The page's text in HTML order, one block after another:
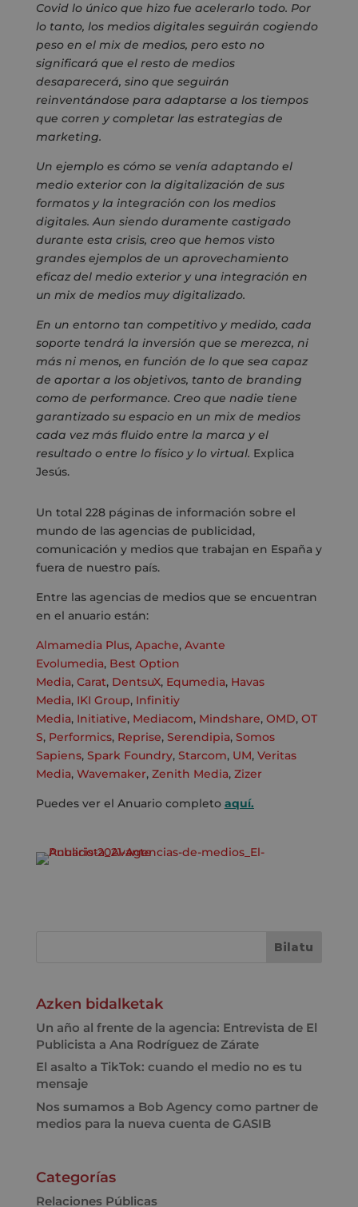
Covid lo único que hizo fue acelerarlo todo. Por
lo tanto, los medios digitales seguirán cogiendo
peso en el mix de medios, pero esto no
significará que el resto de medios
desaparecerá, sino que seguirán
reinventándose para adaptarse a los tiempos
que corren y completar las estrategias de
marketing.
Un ejemplo es cómo se venía adaptando el
medio exterior con la digitalización de sus
formatos y la integración con los medios
digitales. Aun siendo duramente castigado
durante esta crisis, creo que hemos visto
grandes ejemplos de un aprovechamiento
eficaz del medio exterior y una integración en
un mix de medios muy digitalizado.
En un entorno tan competitivo y medido, cada
soporte tendrá la inversión que se merezca, ni
más ni menos, en función de lo que sea capaz
de aportar a los objetivos, tanto de branding
como de performance. Creo que nadie tiene
garantizado su espacio en un mix de medios
cada vez más fluido entre la marca y el
resultado o entre lo físico y lo virtual. Explica
Jesús.
Un total 228 páginas de información sobre el
mundo de las agencias de publicidad,
comunicación y medios que trabajan en España y
fuera de nuestro país.
Entre las agencias de medios que se encuentran
en el anuario están:
Almamedia Plus, Apache, Avante
Evolumedia, Best Option
Media, Carat, DentsuX, Equmedia, Havas
Media, IKI Group, Infinitiy
Media, Initiative, Mediacom, Mindshare, OMD, OT
S, Performics, Reprise, Serendipia, Somos
Sapiens, Spark Foundry, Starcom, UM, Veritas
Media, Wavemaker, Zenith Media, Zizer
Puedes ver el Anuario completo aquí.
Azken bidalketak
Un año al frente de la agencia: Entrevista de El
Publicista a Ana Rodríguez de Zárate
El asalto a TikTok: cuando el medio no es tu
mensaje
Nos sumamos a Bob Agency como partner de
medios para la nueva cuenta de GASIB
Categorías
Relaciones Públicas